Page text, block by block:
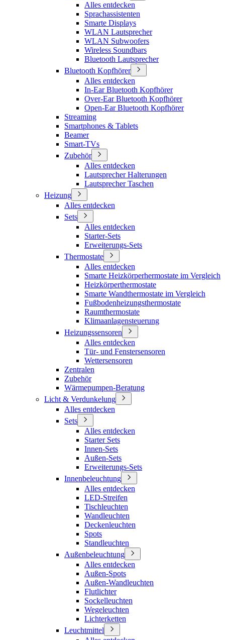
Alles entdecken
Sprachassistenten
Smarte Displays
WLAN Lautsprecher
WLAN Subwoofers
Wireless Soundbars
Bluetooth Lautsprecher
Bluetooth Kopfhörer
Alles entdecken
In-Ear Bluetooth Kopfhörer
Over-Ear Bluetooth Kopfhörer
Open-Ear Bluetooth Kopfhörer
Streaming
Smartphones & Tablets
Beamer
Smart-TVs
Zubehör
Alles entdecken
Lautsprecher Halterungen
Lautsprecher Taschen
Heizung
Alles entdecken
Sets
Alles entdecken
Starter-Sets
Erweiterungs-Sets
Thermostate
Alles entdecken
Smarte Heizkörperhermostate im Vergleich
Heizkörperthermostate
Smarte Wandthermostate im Vergleich
Fußbodenheizungsthermostate
Raumthermostate
Klimaanlagensteuerung
Heizungssensoren
Alles entdecken
Tür- und Fenstersensoren
Wettersensoren
Zentralen
Zubehör
Wärmepumpen-Beratung
Licht & Verdunkelung
Alles entdecken
Sets
Alles entdecken
Starter Sets
Innen-Sets
Außen-Sets
Erweiterungs-Sets
Innenbeleuchtung
Alles entdecken
LED-Streifen
Tischleuchten
Wandleuchten
Deckenleuchten
Spots
Standleuchten
Außenbeleuchtung
Alles entdecken
Außen-Spots
Außen-Wandleuchten
Flutlichter
Sockelleuchten
Wegeleuchten
Lichterketten
Leuchtmittel